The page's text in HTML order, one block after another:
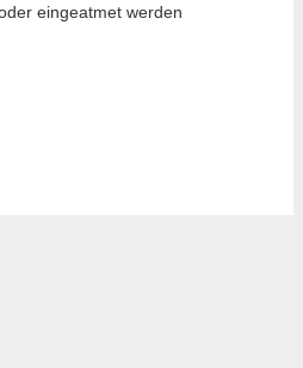
eingeatmet werden